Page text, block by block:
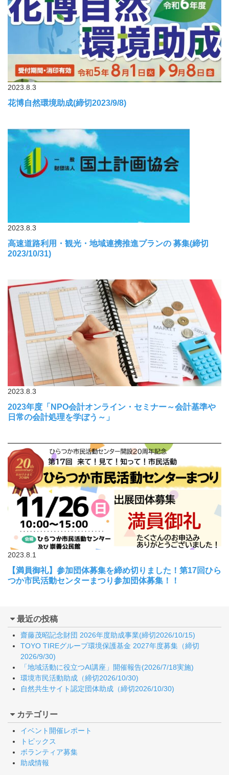
2023.8.3
花博自然環境助成(締切2023/9/8)
2023.8.3
高速道路利用・観光・地域連携推進プランの 募集(締切
2023/10/31)
2023.8.3
2023年度「NPO会計オンライン・セミナー～会計基準や
日常の会計処理を学ぼう～」
2023.8.1
【満員御礼】参加団体募集を締め切りました！第17回ひら
つか市民活動センターまつり参加団体募集！！
最近の投稿
齋藤茂昭記念財団 2026年度助成事業(締切2026/10/15)
TOYO TIREグループ環境保護基金 2027年度募集（締切
2026/9/30)
「地域活動に役立つAI講座」開催報告(2026/7/18実施)
環境市民活動助成（締切2026/10/30)
自然共生サイト認定団体助成（締切2026/10/30)
カテゴリー
イベント開催レポート
トピックス
ボランティア募集
助成情報